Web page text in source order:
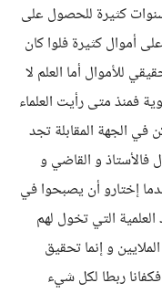
كثيرة للحصول على
أموال كثيرة فلوا كان
للأموال أما العلم لا
فمنذ متى رأيت العلماء
في الجهة المقابلة تجد
فالأستاذ و القاضي و
إختارو أن يصبحوا في
التي تخول لهم
و إنما تحقيق
ربطا لكل شيء